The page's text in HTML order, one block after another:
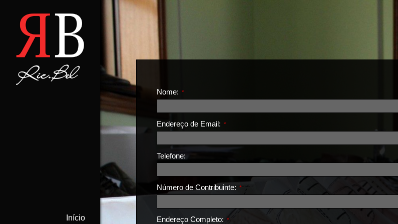
Início
Nome: *
Endereço de Email: *
Telefone:
Número de Contribuinte: *
Endereço Completo: *